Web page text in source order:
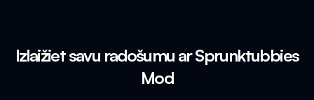
Izlaižiet savu radošumu ar Sprunktubbies
Mod